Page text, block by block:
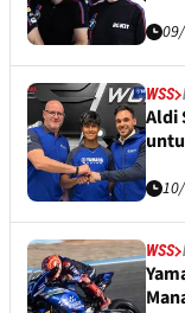
WSS
Aldi
WSS